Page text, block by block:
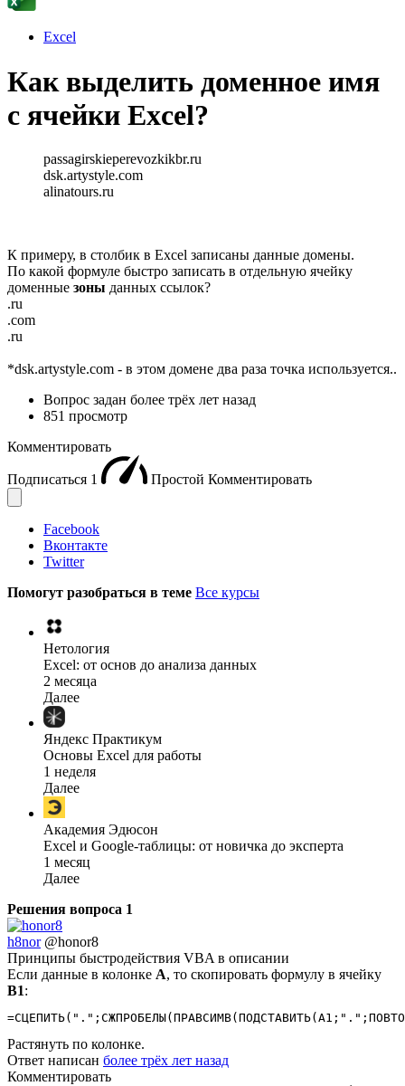
Excel
Как выделить доменное имя
с ячейки Excel?
passagirskieperevozkikbr.ru
dsk.artystyle.com
alinatours.ru
К примеру, в столбик в Excel записаны данные домены.
По какой формуле быстро записать в отдельную ячейку
доменные зоны данных ссылок?
.ru
.com
.ru
*dsk.artystyle.com - в этом домене два раза точка используется..
Вопрос задан более трёх лет назад
851 просмотр
Комментировать
Подписаться 1 Простой Комментировать
Facebook
Вконтакте
Twitter
Помогут разобраться в теме Все курсы
Нетология
Excel: от основ до анализа данных
2 месяца
Далее
Яндекс Практикум
Основы Excel для работы
1 неделя
Далее
Академия Эдюсон
Excel и Google-таблицы: от новичка до эксперта
1 месяц
Далее
Решения вопроса 1
h8nor @honor8
Принципы быстродействия VBA в описании
Если данные в колонке A, то скопировать формулу в ячейку
B1:
Растянуть по колонке.
Ответ написан более трёх лет назад
Комментировать